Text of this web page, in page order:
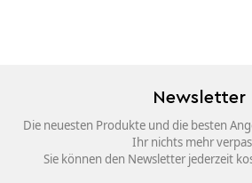
Newsletter
Die neuesten Produkte und die besten
Ihr nichts mehr
Sie können den Newsletter jederzeit